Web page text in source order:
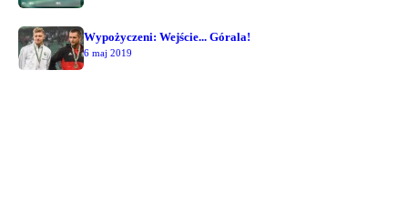
Wypożyczeni: Wejście... Górala!
6 maj 2019